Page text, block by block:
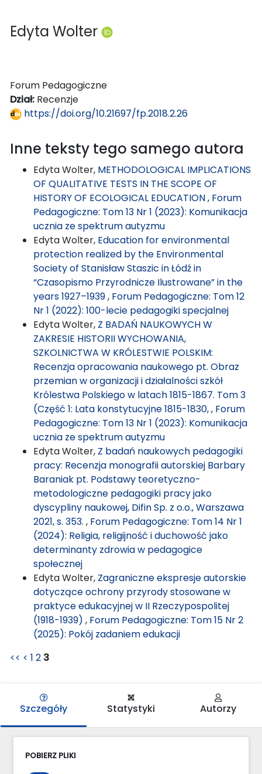
Edyta Wolter
Forum Pedagogiczne
Dział: Recenzje
https://doi.org/10.21697/fp.2018.2.26
Inne teksty tego samego autora
Edyta Wolter, METHODOLOGICAL IMPLICATIONS
OF QUALITATIVE TESTS IN THE SCOPE OF
HISTORY OF ECOLOGICAL EDUCATION, Forum
Pedagogiczne: Tom 13 Nr 1 (2023): Komunikacja
ucznia ze spektrum autyzmu
Edyta Wolter, Education for environmental
protection realized by the Environmental
Society of Stanisław Staszic in Łódź in
“Czasopismo Przyrodnicze Ilustrowane” in the
years 1927–1939, Forum Pedagogiczne: Tom 12
Nr 1 (2022): 100-lecie pedagogiki specjalnej
Edyta Wolter, Z BADAŃ NAUKOWYCH W
ZAKRESIE HISTORII WYCHOWANIA,
SZKOLNICTWA W KRÓLESTWIE POLSKIM:
Recenzja opracowania naukowego pt. Obraz
przemian w organizacji i działalności szkół
Królestwa Polskiego w latach 1815-1867. Tom 3
(Część 1: Lata konstytucyjne 1815-1830,, Forum
Pedagogiczne: Tom 13 Nr 1 (2023): Komunikacja
ucznia ze spektrum autyzmu
Edyta Wolter, Z badań naukowych pedagogiki
pracy: Recenzja monografii autorskiej Barbary
Baraniak pt. Podstawy teoretyczno-
metodologiczne pedagogiki pracy jako
dyscypliny naukowej, Difin Sp. z o.o., Warszawa
2021, s. 353. , Forum Pedagogiczne: Tom 14 Nr 1
(2024): Religia, religijność i duchowość jako
determinanty zdrowia w pedagogice
społecznej
Edyta Wolter, Zagraniczne ekspresje autorskie
dotyczące ochrony przyrody stosowane w
praktyce edukacyjnej w II Rzeczypospolitej
(1918-1939) , Forum Pedagogiczne: Tom 15 Nr 2
(2025): Pokój zadaniem edukacji
<< < 1 2 3
Szczegóły Statystyki Autorzy
POBIERZ PLIKI